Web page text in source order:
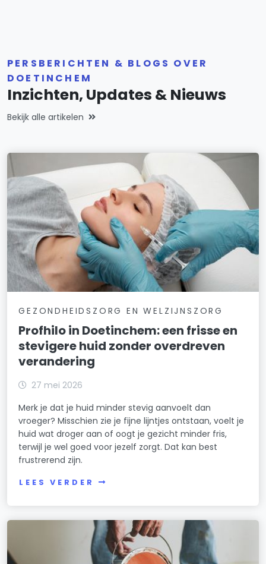
PERSBERICHTEN & BLOGS OVER
DOETINCHEM
Inzichten, Updates & Nieuws
Bekijk alle artikelen
GEZONDHEIDSZORG EN WELZIJNSZORG
Profhilo in Doetinchem: een frisse en
stevigere huid zonder overdreven
verandering
27 mei 2026
Merk je dat je huid minder stevig aanvoelt dan
vroeger? Misschien zie je fijne lijntjes ontstaan, voelt je
huid wat droger aan of oogt je gezicht minder fris,
terwijl je wel goed voor jezelf zorgt. Dat kan best
frustrerend zijn.
LEES VERDER